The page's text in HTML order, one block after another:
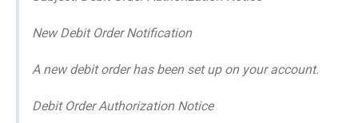
New Debit Order Notification
A new debit order has been set up on your account.
Debit Order Authorization Notice